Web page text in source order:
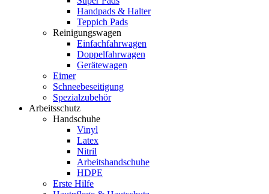
Handpads & Halter
Teppich Pads
Reinigungswagen
Einfachfahrwagen
Doppelfahrwagen
Gerätewagen
Eimer
Schneebeseitigung
Spezialzubehör
Arbeitsschutz
Handschuhe
Vinyl
Latex
Nitril
Arbeitshandschuhe
HDPE
Erste Hilfe